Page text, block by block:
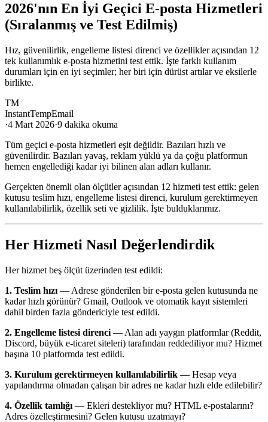
2026'nın En İyi Geçici E-posta Hizmetleri
(Sıralanmış ve Test Edilmiş)
Hız, güvenilirlik, engelleme listesi direnci ve özellikler açısından 12
tek kullanımlık e-posta hizmetini test ettik. İşte farklı kullanım
durumları için en iyi seçimler; her biri için dürüst artılar ve eksilerle
birlikte.
TM
InstantTempEmail
·4 Mart 2026·9 dakika okuma
Tüm geçici e-posta hizmetleri eşit değildir. Bazıları hızlı ve
güvenilirdir. Bazıları yavaş, reklam yüklü ya da çoğu platformun
hemen engellediği kadar iyi bilinen alan adları kullanır.
Gerçekten önemli olan ölçütler açısından 12 hizmeti test ettik: gelen
kutusu teslim hızı, engelleme listesi direnci, kurulum gerektirmeyen
kullanılabilirlik, özellik seti ve gizlilik. İşte bulduklarımız.
Her Hizmeti Nasıl Değerlendirdik
Her hizmet beş ölçüt üzerinden test edildi:
1. Teslim hızı — Adrese gönderilen bir e-posta gelen kutusunda ne
kadar hızlı görünür? Gmail, Outlook ve otomatik kayıt sistemleri
dahil birden fazla göndericiyle test edildi.
2. Engelleme listesi direnci — Alan adı yaygın platformlar (Reddit,
Discord, büyük e-ticaret siteleri) tarafından reddediliyor mu? Hizmet
başına 10 platformda test edildi.
3. Kurulum gerektirmeyen kullanılabilirlik — Hesap veya
yapılandırma olmadan çalışan bir adres ne kadar hızlı elde edilebilir?
4. Özellik tamlığı — Ekleri destekliyor mu? HTML e-postalarını?
Adres özelleştirmesini? Gelen kutusu uzatmayı?